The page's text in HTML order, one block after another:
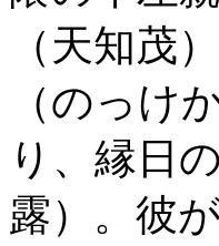
（天知茂
（のっけ
り、縁日
露）。彼